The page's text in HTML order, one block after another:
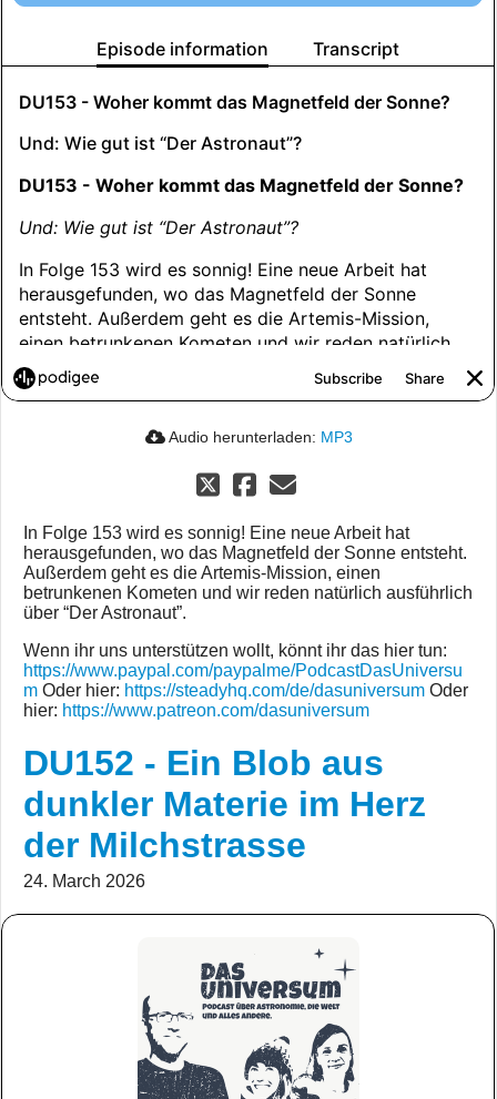
Audio herunterladen: MP3
In Folge 153 wird es sonnig! Eine neue Arbeit hat
herausgefunden, wo das Magnetfeld der Sonne entsteht.
Außerdem geht es die Artemis-Mission, einen
betrunkenen Kometen und wir reden natürlich ausführlich
über “Der Astronaut”.
Wenn ihr uns unterstützen wollt, könnt ihr das hier tun:
https://www.paypal.com/paypalme/PodcastDasUniversu
m Oder hier: https://steadyhq.com/de/dasuniversum Oder
hier: https://www.patreon.com/dasuniversum
DU152 - Ein Blob aus
dunkler Materie im Herz
der Milchstrasse
24. March 2026